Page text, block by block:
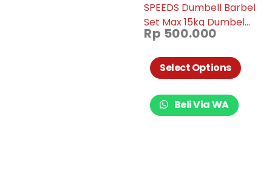
SPEEDS Dumbell Barbel
Set Max 15kg Dumbel
Dumble Alat Fitness 2
Rp 500.000
Select Options
Beli Via WA